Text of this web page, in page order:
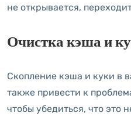
не открывается,
Очистка кэша и
Скопление кэша и куки в
также привести к
чтобы убедиться, что это